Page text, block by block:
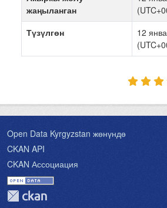
жаңыланган
Түзүлгөн
12
Open Data Kyrgyzstan жөнүндө
CKAN API
CKAN Ассоциация